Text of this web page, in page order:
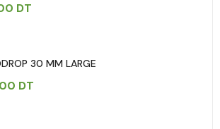
DT
30 MM LARGE
DT